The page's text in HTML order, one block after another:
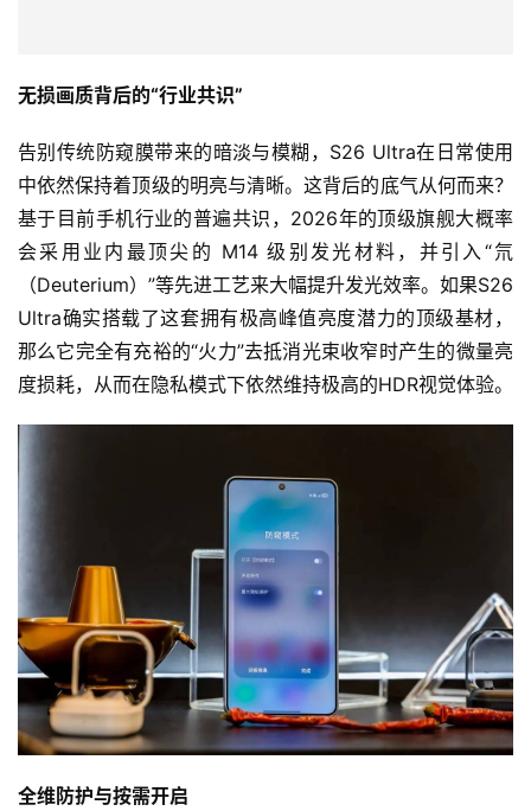
首
页
智
无损画质背后的“行业共识”
告别传统防窥膜带来的暗淡与模糊，S26 Ultra在日常使用
中依然保持着顶级的明亮与清晰。这背后的底气从何而来？
基于目前手机行业的普遍共识，2026年的顶级旗舰大概率
会采用业内最顶尖的 M14 级别发光材料，并引入“氘
（Deuterium）”等先进工艺来大幅提升发光效率。如果S26
Ultra确实搭载了这套拥有极高峰值亮度潜力的顶级基材，
那么它完全有充裕的“火力”去抵消光束收窄时产生的微量亮
度损耗，从而在隐私模式下依然维持极高的HDR视觉体验。
全维防护与按需开启